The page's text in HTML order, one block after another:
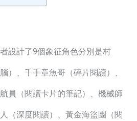
設計了9個象征角色分別是村
）、千手章魚哥（碎片閱讀）、
員（閱讀卡片的筆記）、機械師
（深度閱讀）、黃金海盜團（閱